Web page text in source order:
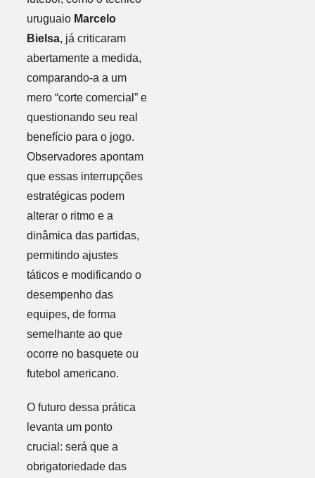
uruguaio Marcelo
Bielsa, já criticaram
abertamente a medida,
comparando-a a um
mero “corte comercial” e
questionando seu real
benefício para o jogo.
Observadores apontam
que essas interrupções
estratégicas podem
alterar o ritmo e a
dinâmica das partidas,
permitindo ajustes
táticos e modificando o
desempenho das
equipes, de forma
semelhante ao que
ocorre no basquete ou
futebol americano.
O futuro dessa prática
levanta um ponto
crucial: será que a
obrigatoriedade das